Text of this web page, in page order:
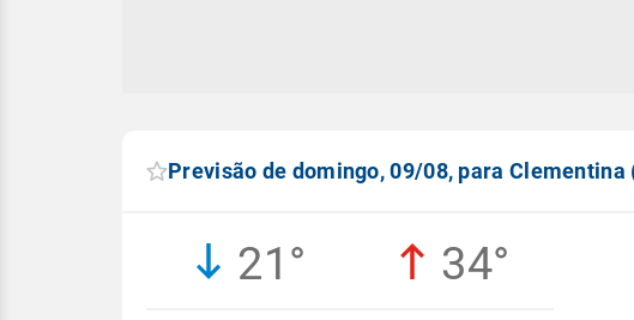
Previsão de domingo, 09/08, para Clementina
21° 34°